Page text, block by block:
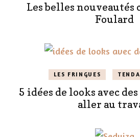
Les belles nouveautés
Foulard
LES FRINGUES
5 idées de looks avec
aller au